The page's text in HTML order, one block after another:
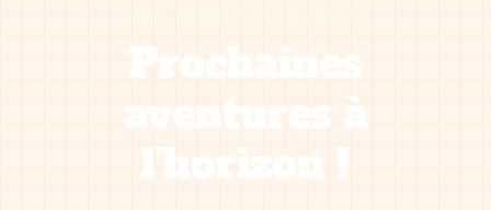
Prochaines
aventures à
l'horizon !